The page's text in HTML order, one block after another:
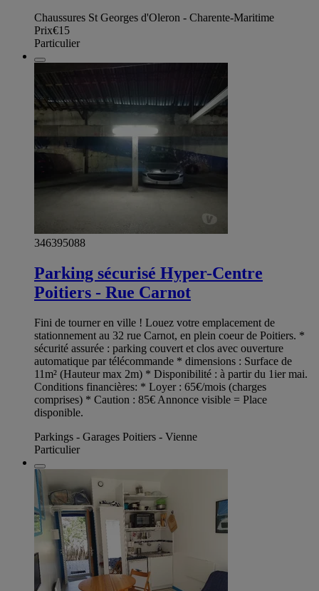
Chaussures St Georges d'Oleron - Charente-Maritime
Prix€15
Particulier
346395088
Parking sécurisé Hyper-Centre
Poitiers - Rue Carnot
Fini de tourner en ville ! Louez votre emplacement de
stationnement au 32 rue Carnot, en plein coeur de Poitiers. *
sécurité assurée : parking couvert et clos avec ouverture
automatique par télécommande * dimensions : Surface de
11m² (Hauteur max 2m) * Disponibilité : à partir du 1ier mai.
Conditions financières: * Loyer : 65€/mois (charges
comprises) * Caution : 85€ Annonce visible = Place
disponible.
Parkings - Garages Poitiers - Vienne
Particulier